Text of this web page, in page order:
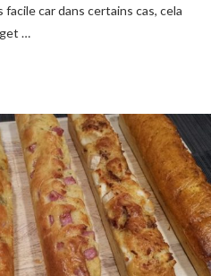
facile car dans certains cas, cela
…